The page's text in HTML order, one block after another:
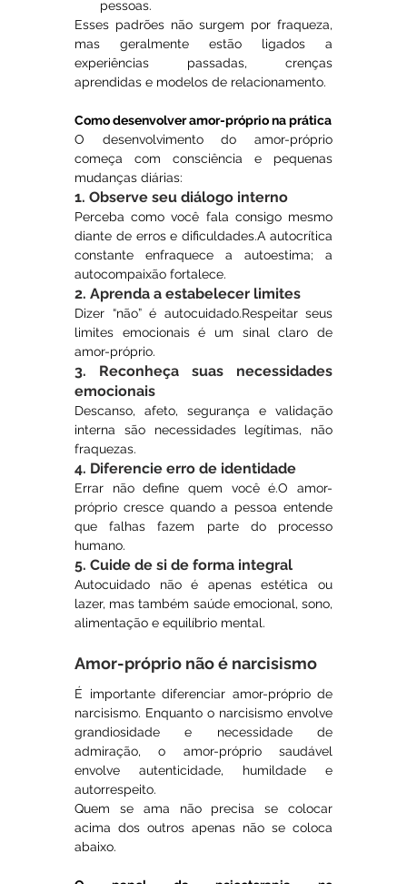
pessoas.
Esses padrões não surgem por fraqueza,
mas geralmente estão ligados a
experiências passadas, crenças
aprendidas e modelos de relacionamento.
Como desenvolver amor-próprio na prática
O desenvolvimento do amor-próprio
começa com consciência e pequenas
mudanças diárias:
1. Observe seu diálogo interno
Perceba como você fala consigo mesmo
diante de erros e dificuldades.A autocrítica
constante enfraquece a autoestima; a
autocompaixão fortalece.
2. Aprenda a estabelecer limites
Dizer “não” é autocuidado.Respeitar seus
limites emocionais é um sinal claro de
amor-próprio.
3. Reconheça suas necessidades
emocionais
Descanso, afeto, segurança e validação
interna são necessidades legítimas, não
fraquezas.
4. Diferencie erro de identidade
Errar não define quem você é.O amor-
próprio cresce quando a pessoa entende
que falhas fazem parte do processo
humano.
5. Cuide de si de forma integral
Autocuidado não é apenas estética ou
lazer, mas também saúde emocional, sono,
alimentação e equilíbrio mental.
Amor-próprio não é narcisismo
É importante diferenciar amor-próprio de
narcisismo. Enquanto o narcisismo envolve
grandiosidade e necessidade de
admiração, o amor-próprio saudável
envolve autenticidade, humildade e
autorrespeito.
Quem se ama não precisa se colocar
acima dos outros apenas não se coloca
abaixo.